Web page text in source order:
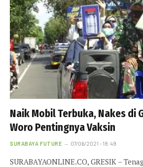
Naik Mobil Terbuka, Nakes di
Woro Pentingnya Vaksin
SURABAYA FUTURE 07/06/2021 - 18:49
SURABAYAONLINE.CO, GRESIK –